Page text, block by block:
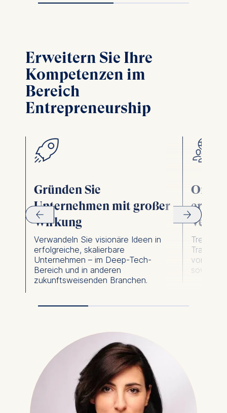
Erweitern Sie Ihre
Kompetenzen im
Bereich
Entrepreneurship
Gründen Sie
Unternehmen mit großer
Wirkung
Verwandeln Sie visionäre Ideen in
erfolgreiche, skalierbare
Unternehmen – im Deep-Tech-
Bereich und in anderen
zukunftsweisenden Branchen.
Treiben
voran –
sowie